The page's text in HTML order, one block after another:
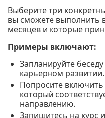
Выберите три
вы сможете выполнить
месяцев и которые
Примеры включают:
Запланируйте
карьерном развитии.
Попросите включить
который
направлению.
Запишитесь на курс